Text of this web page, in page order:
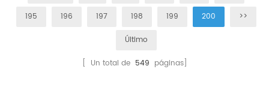
195 196 197 198 199 200 >>
Último
[ Un total de 549 páginas]